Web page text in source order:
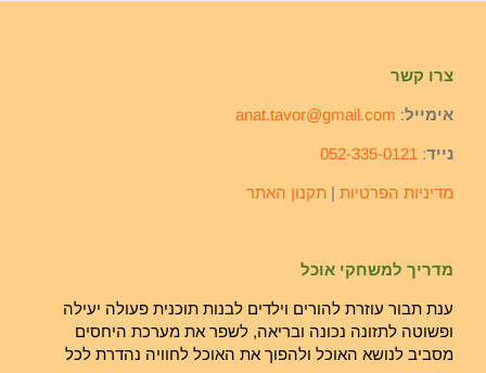
צרו קשר
אימייל:
anat.tavor@gmail.com
נייד:
052-335-0121
מדיניות הפרטיות | תקנון האתר
מדריך למשחקי אוכל
ענת תבור עוזרת להורים וילדים לבנות תוכנית פעולה יעילה
ופשוטה לתזונה נכונה ובריאה, לשפר את מערכת היחסים
מסביב לנושא האוכל ולהפוך את האוכל לחוויה נהדרת לכל